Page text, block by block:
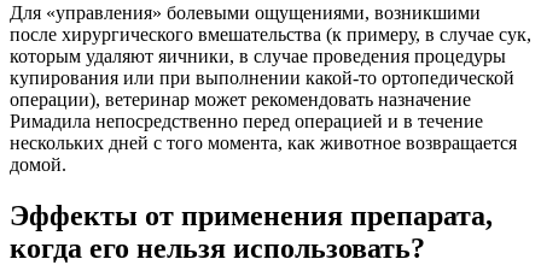
Для «управления» болевыми ощущениями, возникшими
после хирургического вмешательства (к примеру, в случае сук,
которым удаляют яичники, в случае проведения процедуры
купирования или при выполнении какой-то ортопедической
операции), ветеринар может рекомендовать назначение
Римадила непосредственно перед операцией и в течение
нескольких дней с того момента, как животное возвращается
домой.
Эффекты от применения препарата,
когда его нельзя использовать?